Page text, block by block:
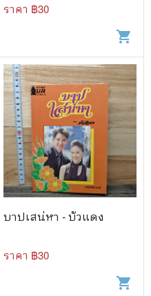
ราคา ฿30
shopping_cart
บาปเสน่หา - บัวแดง
ราคา ฿30
shopping_cart